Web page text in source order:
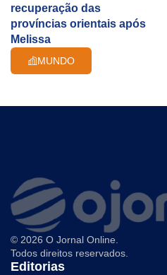
recuperação das
províncias orientais após
Melissa
MUNDO
© 2026 O Jornal Online.
Todos direitos reservados.
Editorias